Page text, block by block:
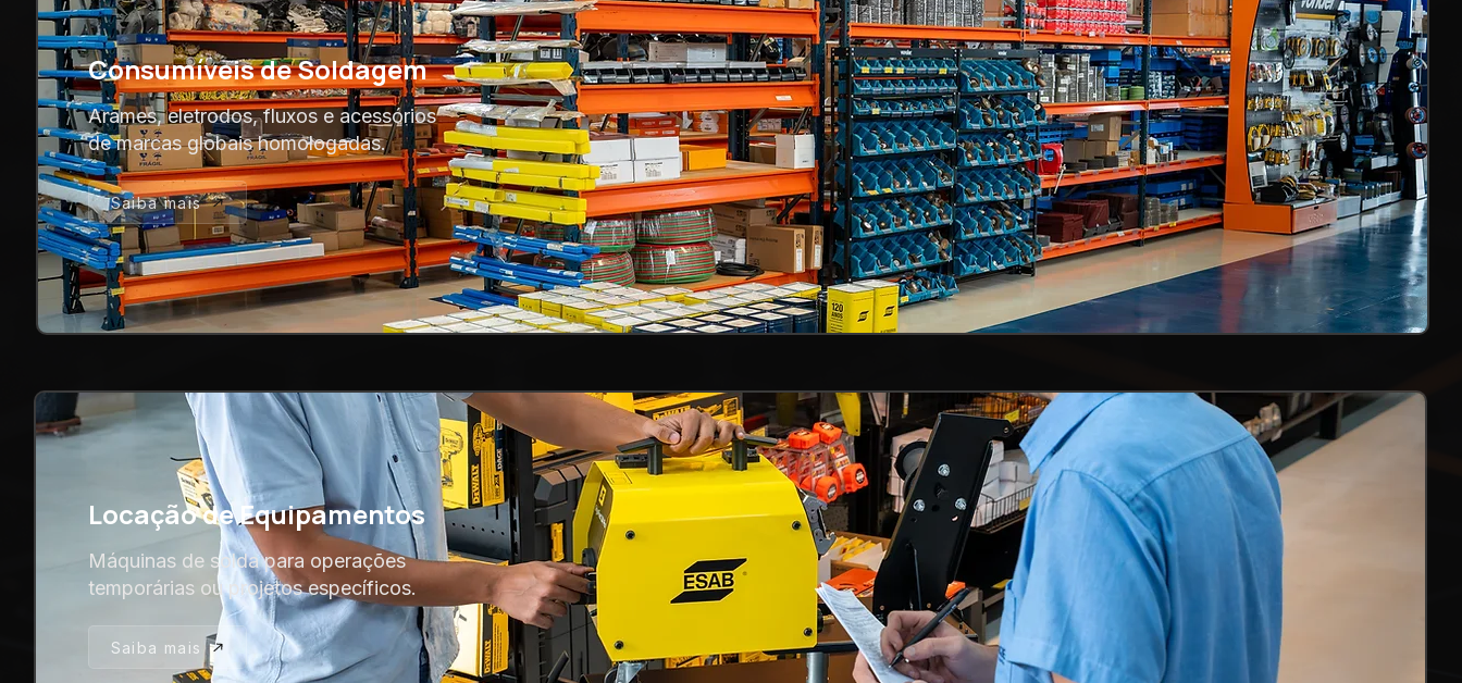
Consumíveis de Soldagem
Arames, eletrodos, fluxos e acessórios
de marcas globais homologadas.
Saiba mais
Locação de Equipamentos
Máquinas de solda para operações
temporárias ou projetos específicos.
Saiba mais